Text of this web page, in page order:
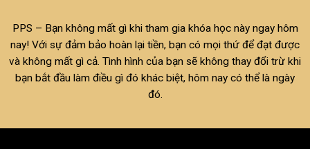
PPS – Bạn không mất gì khi tham gia khóa học này ngay hôm
nay! Với sự đảm bảo hoàn lại tiền, bạn có mọi thứ để đạt được
và không mất gì cả. Tình hình của bạn sẽ không thay đổi trừ khi
bạn bắt đầu làm điều gì đó khác biệt, hôm nay có thể là ngày
đó.